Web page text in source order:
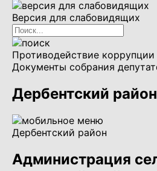
Версия для слабовидящих
Противодействие коррупции
Документы собрания
Дербентский район
Дербентский район
Администрация